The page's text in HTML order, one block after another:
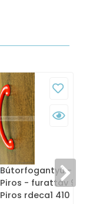
Bútorfogantyú - 96
Piros - furattáv 96
Piros rdeca1 410 -